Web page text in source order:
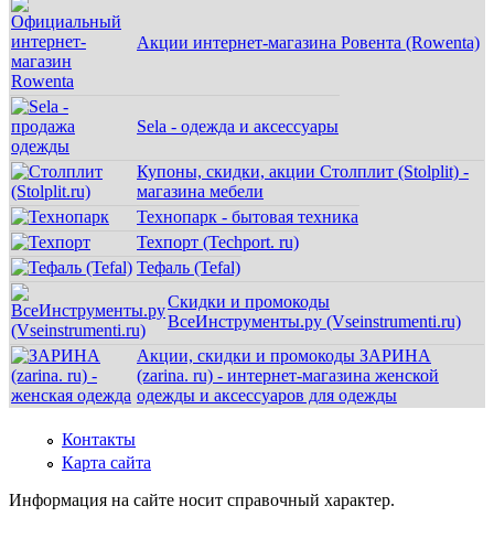
Акции интернет-магазина Ровента (Rowenta)
Sela - одежда и аксессуары
Купоны, скидки, акции Столплит (Stolplit) -
магазина мебели
Технопарк - бытовая техника
Техпорт (Techport. ru)
Тефаль (Tefal)
Скидки и промокоды
ВсеИнструменты.ру (Vseinstrumenti.ru)
Акции, скидки и промокоды ЗАРИНА
(zarina. ru) - интернет-магазина женской
одежды и аксессуаров для одежды
Контакты
Карта сайта
Информация на сайте носит справочный характер.